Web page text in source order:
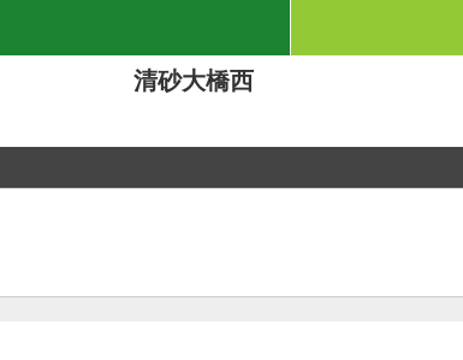
清砂大橋西